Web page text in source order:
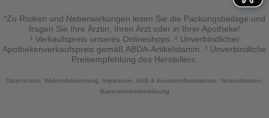
*Zu Risiken und Nebenwirkungen lesen Sie die Packungsbeilage und
fragen Sie Ihre Ärztin, Ihren Arzt oder in Ihrer Apotheke!
¹ Verkaufspreis unseres Onlineshops. ² Unverbindlicher
Apothekenverkaufspreis gemäß ABDA-Artikelstamm. ³ Unverbindliche
Preisempfehlung des Herstellers.
Datenschutz, Widerrufsbelehrung, Impressum, AGB & Kundeninformationen, Versandkosten,
Barrierefreiheitserklärung